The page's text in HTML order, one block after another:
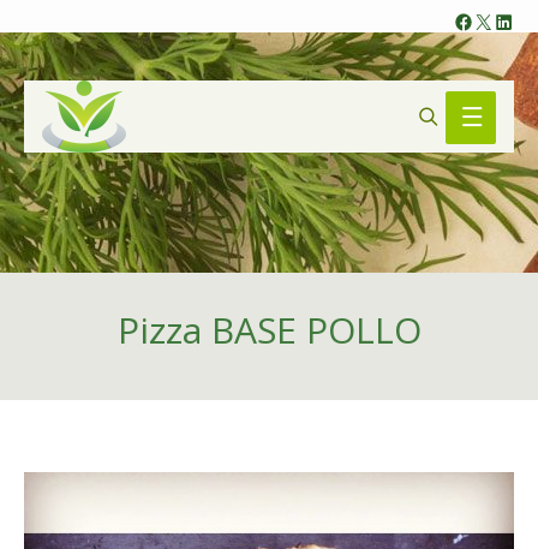
X
Main
Menu
Search
Pizza BASE POLLO